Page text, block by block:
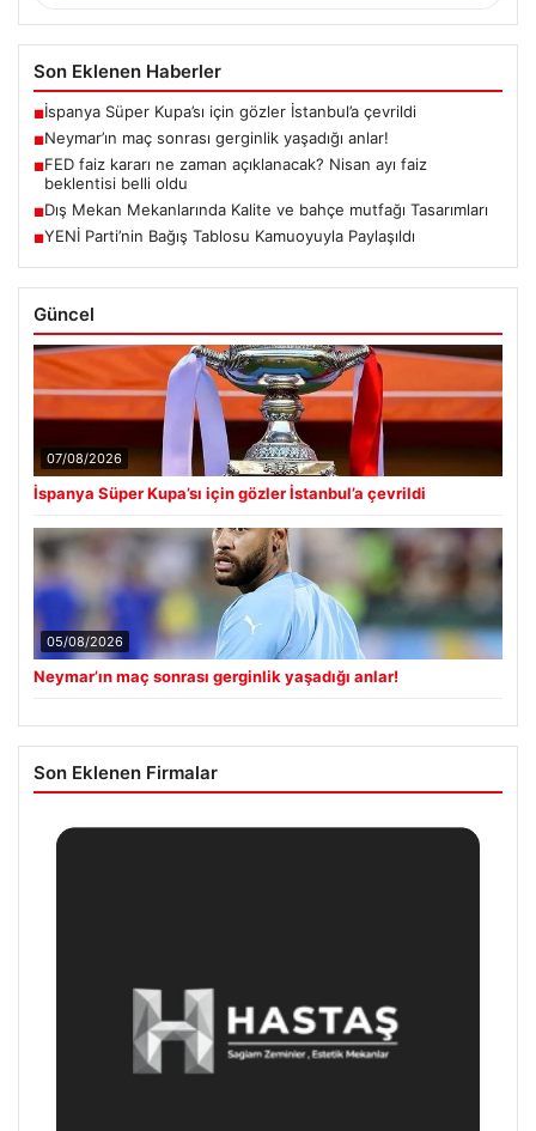
Son Eklenen Haberler
■İspanya Süper Kupa’sı için gözler İstanbul’a çevrildi
■Neymar’ın maç sonrası gerginlik yaşadığı anlar!
■FED faiz kararı ne zaman açıklanacak? Nisan ayı faiz
beklentisi belli oldu
■Dış Mekan Mekanlarında Kalite ve bahçe mutfağı Tasarımları
■YENİ Parti’nin Bağış Tablosu Kamuoyuyla Paylaşıldı
Güncel
07/08/2026
İspanya Süper Kupa’sı için gözler İstanbul’a çevrildi
05/08/2026
Neymar’ın maç sonrası gerginlik yaşadığı anlar!
Son Eklenen Firmalar